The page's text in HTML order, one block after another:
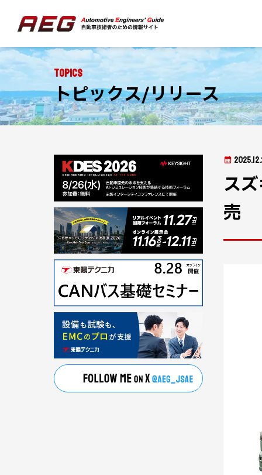
Topics
トピックス/リリース
ス
売